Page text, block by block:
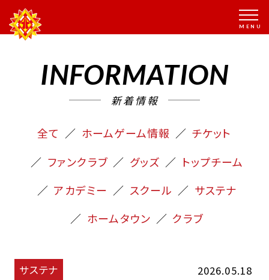
INFORMATION
新着情報
全て ホームゲーム情報
チケット
ファンクラブ
グッズ
トップチーム
アカデミー
スクール
サステナ
ホームタウン
クラブ
サステナ 2026.05.18